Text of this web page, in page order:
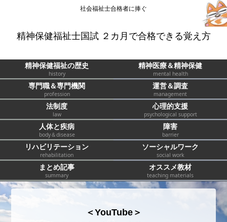
社会福祉士合格者に捧ぐ
精神保健福祉士国試 ２カ月で合格できる覚え方
精神保健福祉の歴史
history
精神医療＆精神保健
mental health
専門職＆専門機関
profession
運営＆調査
management
法制度
law
心理的支援
psychological support
人体と疾病
body＆disease
障害
barrier
リハビリテーション
rehabilitation
ソーシャルワーク
social work
まとめ記事
summary
オススメ教材
teaching materials
＜YouTube＞